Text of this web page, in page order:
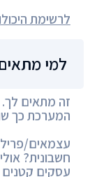
לרשימת
למי
זה מתאים לך.
המערכת כך
עצמאים/
חשבונית?
עסקים קטנים